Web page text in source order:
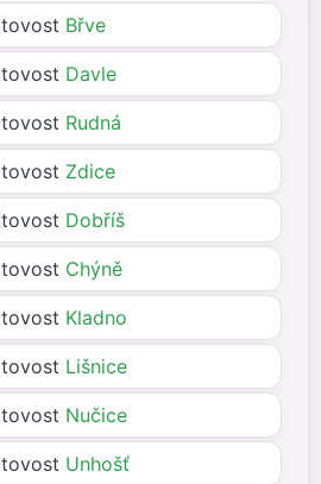
Břve
Davle
Rudná
Zdice
Dobříš
Chýně
Kladno
Lišnice
Nučice
Unhošť